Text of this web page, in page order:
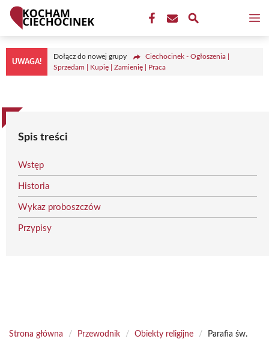
Przejdź
treści
UWAGA!
Dołącz do nowej grupy
Ciechocinek - Ogłoszenia |
Sprzedam | Kupię | Zamienię | Praca
Spis treści
Wstęp
Historia
Wykaz proboszczów
Przypisy
Strona główna / Przewodnik / Obiekty religijne /
Parafia św.